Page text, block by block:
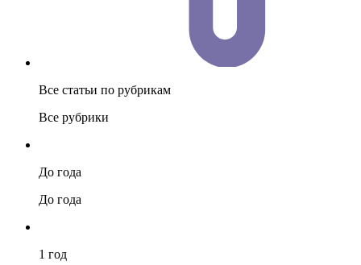
Все статьи по рубрикам
Все рубрики
До года
До года
1 год